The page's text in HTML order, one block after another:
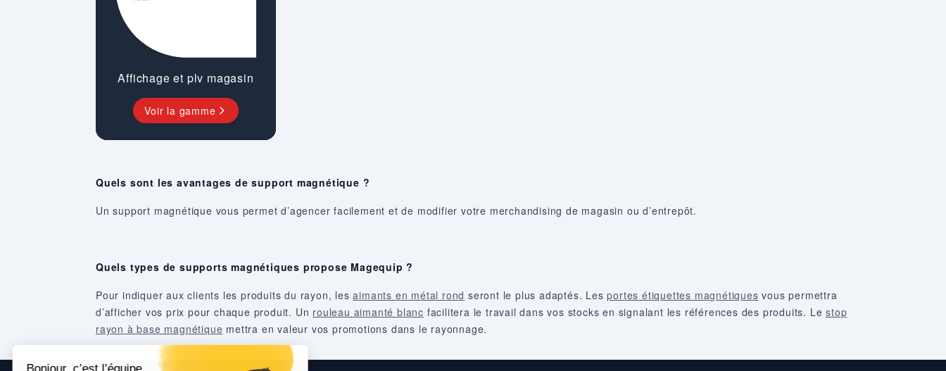
Affichage et plv magasin
Voir la gamme
Quels sont les avantages de support magnétique ?
Un support magnétique vous permet d’agencer facilement et de modifier votre merchandising de magasin ou d’entrepôt.
Quels types de supports magnétiques propose Magequip ?
Pour indiquer aux clients les produits du rayon, lesaimants en métal rond seront le plus adaptés. Lesportes étiquettes magnétiques vous permettra
d’afficher vos prix pour chaque produit. Un rouleau aimanté blanc facilitera le travail dans vos stocks en signalant les références des produits. Lestop
rayon à base magnétique mettra en valeur vos promotions dans le rayonnage.